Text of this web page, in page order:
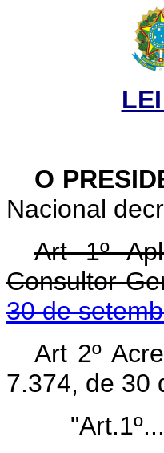
O
Nacional
Art 1º
Consultor-
30 de
Art 2º
7.374, de 30